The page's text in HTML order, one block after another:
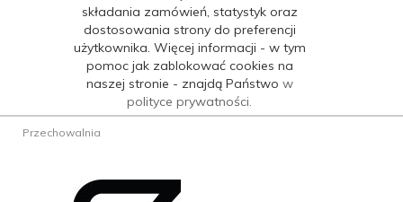
składania zamówień, statystyk oraz
dostosowania strony do preferencji
użytkownika. Więcej informacji - w tym
pomoc jak zablokować cookies na
naszej stronie - znajdą Państwo w
polityce prywatności.
Przechowalnia